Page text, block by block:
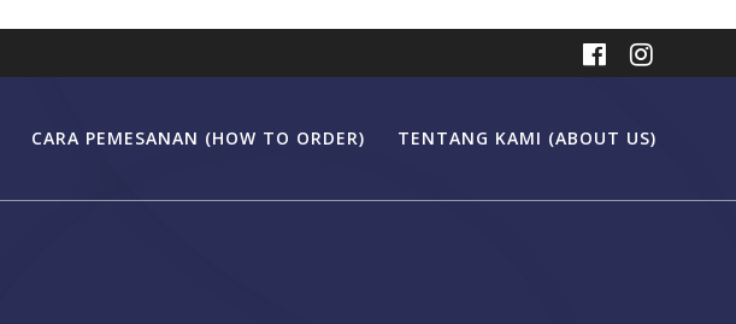
CARA PEMESANAN (HOW TO ORDER) TENTANG KAMI (ABOUT US)